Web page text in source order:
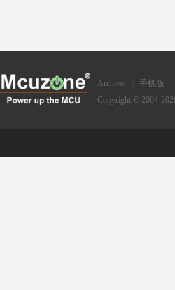
Archiver 手机版
Copyright © 2004-